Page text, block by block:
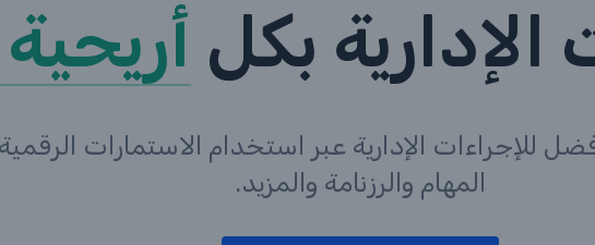
الإدارية بكل
للإجراءات الإدارية عبر استخدام الاستمارات
المهام والرزنامة والمزيد.